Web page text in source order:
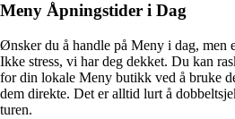
Meny Åpningstider i Dag
Ønsker du å handle på Meny i dag, men
Ikke stress, vi har deg dekket. Du kan
for din lokale Meny butikk ved å bruke
dem direkte. Det er alltid lurt å
turen.